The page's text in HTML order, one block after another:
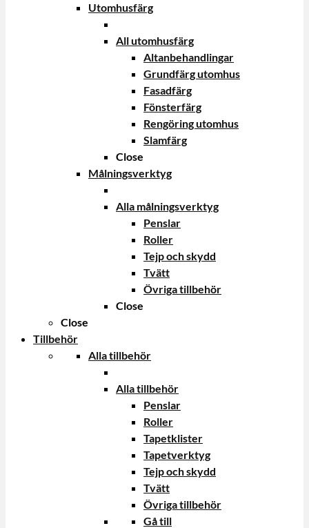
Utomhusfärg
All utomhusfärg
Altanbehandlingar
Grundfärg utomhus
Fasadfärg
Fönsterfärg
Rengöring utomhus
Slamfärg
Close
Målningsverktyg
Alla målningsverktyg
Penslar
Roller
Tejp och skydd
Tvätt
Övriga tillbehör
Close
Close
Tillbehör
Alla tillbehör
Alla tillbehör
Penslar
Roller
Tapetklister
Tapetverktyg
Tejp och skydd
Tvätt
Övriga tillbehör
Gå till